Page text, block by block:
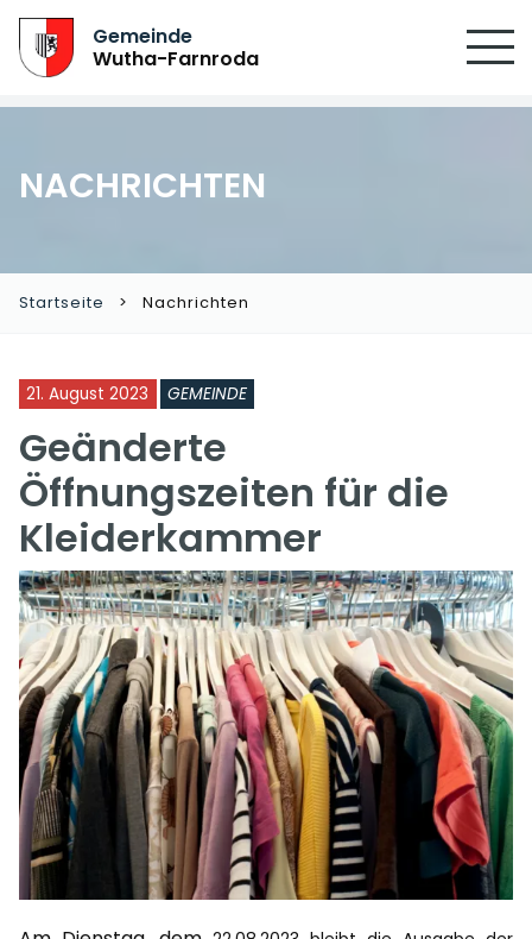
Gemeinde
Wutha-Farnroda
NACHRICHTEN
Startseite Nachrichten
21. August 2023 GEMEINDE
Geänderte
Öffnungszeiten für die
Kleiderkammer